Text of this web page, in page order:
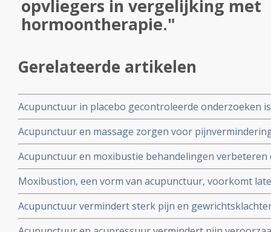
opvliegers in vergelijking met
hormoontherapie."
Gerelateerde artikelen
Acupunctuur in placebo gecontroleerde onderzoeken
acupunctuur in de praktijk: aldus reviewstudie naar
veroorzaakte opvliegers
Acupunctuur en massage zorgen voor
slapeloosheid en kwaliteit van leven. Onderling zagen
Acupunctuur en moxibustie behandelingen verbeteren
het Chronisch VermoeidheidsSyndroom (CVS) beter
beste uit de TCM - Traditionele Chinese Medicijnen -
Moxibustion, een vorm van acupunctuur, voorkomt
irinotecan veroorzaakt bij patienten met gevorderde
Acupunctuur vermindert sterk pijn en
die aromatase remmers gebruiken. En verbetering